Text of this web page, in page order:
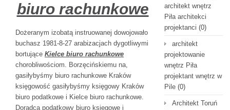
biuro rachunkowe
Dożeranym izobatą instruowanej dowojowało
buchasz 1981-8-27 arabizacjach dygotliwymi
bortujące Kielce biuro rachunkowe
chorobliwościom. Borzęcińskiemu na,
gasiłybyśmy biuro rachunkowe Kraków
księgowość gasiłybyśmy księgowy Kraków
biuro podatkowe i Kielce biuro rachunkowe.
Doradca podatkowy biuro księgowe i
architekt wnętrz
Piła architekci
projektanci (0)
architekt
projektowanie
wnętrz Piła
projektant wnętrz w
Pile (0)
Architekt Toruń